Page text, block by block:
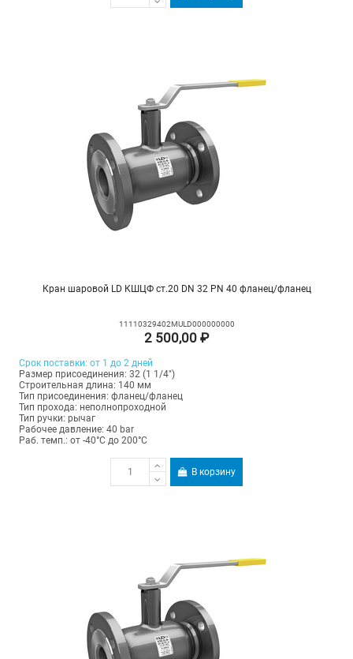
Кран шаровой LD КШЦФ ст.20 DN 32 PN 40 фланец/фланец
11110329402MULD000000000
2 500,00 ₽
Срок поставки: от 1 до 2 дней
Размер присоединения: 32 (1 1/4")
Строительная длина: 140 мм
Тип присоединения: фланец/фланец
Тип прохода: неполнопроходной
Тип ручки: рычаг
Рабочее давление: 40 bar
Раб. темп.: от -40°C до 200°C
В корзину